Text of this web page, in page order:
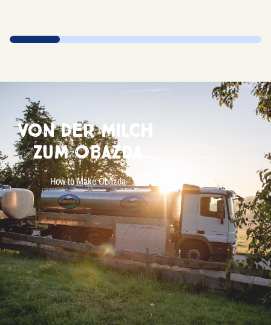
Von der Milch
zum Obazda
How to Make Obazda